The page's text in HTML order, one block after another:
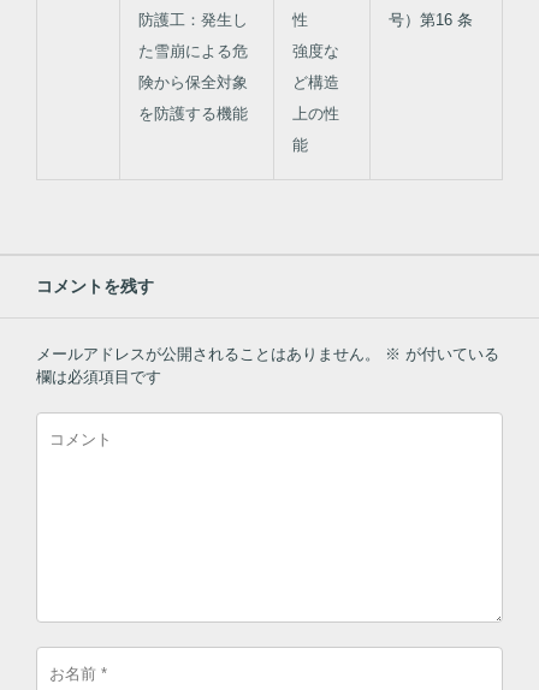
防護工：発生し
た雪崩による危
険から保全対象
を防護する機能
性
強度な
ど構造
上の性
能
号）第16 条
コメントを残す
メールアドレスが公開されることはありません。 ※ が付いている
欄は必須項目です